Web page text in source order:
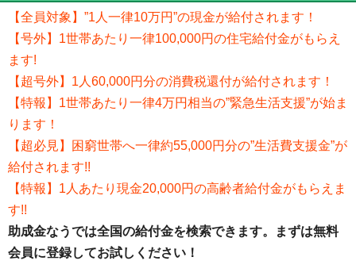
【全員対象】”1人一律10万円”の現金が給付されます！
【号外】1世帯あたり一律100,000円の住宅給付金がもらえ
ます!
【超号外】1人60,000円分の消費税還付が給付されます！
【特報】1世帯あたり一律4万円相当の”緊急生活支援”が始ま
ります！
【超必見】困窮世帯へ一律約55,000円分の”生活費支援金”が
給付されます!!
【特報】1人あたり現金20,000円の高齢者給付金がもらえま
す!!
助成金なうでは全国の給付金を検索できます。まずは無料
会員に登録してお試しください！